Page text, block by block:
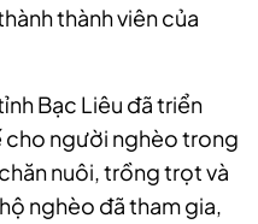
thành viên của
Bạc Liêu đã triển
cho người nghèo trong
nuôi, trồng trọt và
nghèo đã tham gia,